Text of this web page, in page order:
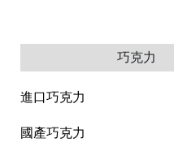
巧克力
進口巧克力
國產巧克力